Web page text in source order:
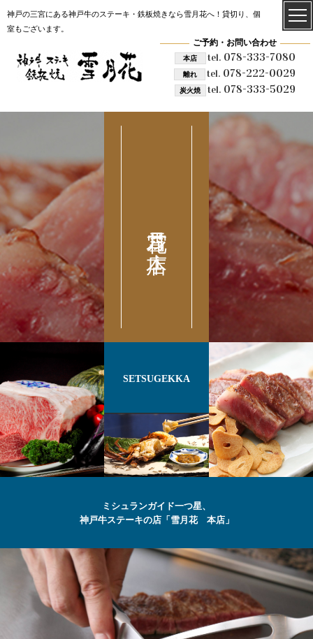
神戸の三宮にある神戸牛のステーキ・鉄板焼きなら雪月花へ！貸切り、個
室もございます。
ご予約・お問い合わせ
本店 tel.078-333-7080
離れ tel. 078-222-0029
炭火焼 tel.078-333-5029
雪月花 本店
SETSUGEKKA
ミシュランガイド一つ星、
神戸牛ステーキの店「雪月花 本店」
最高級の
神戸牛
ステーキ